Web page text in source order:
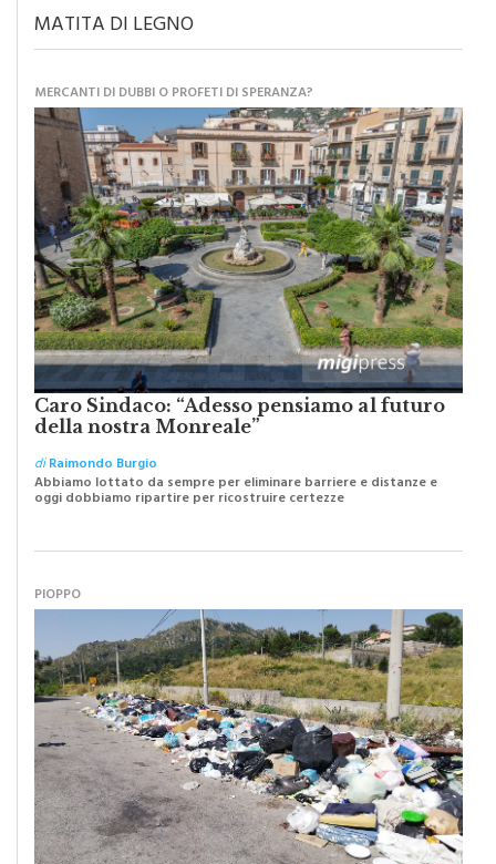
Caro Sindaco: “Adesso pensiamo al futuro
della nostra Monreale”
diRaimondo Burgio
Abbiamo lottato da sempre per eliminare barriere e distanze e
oggi dobbiamo ripartire per ricostruire certezze